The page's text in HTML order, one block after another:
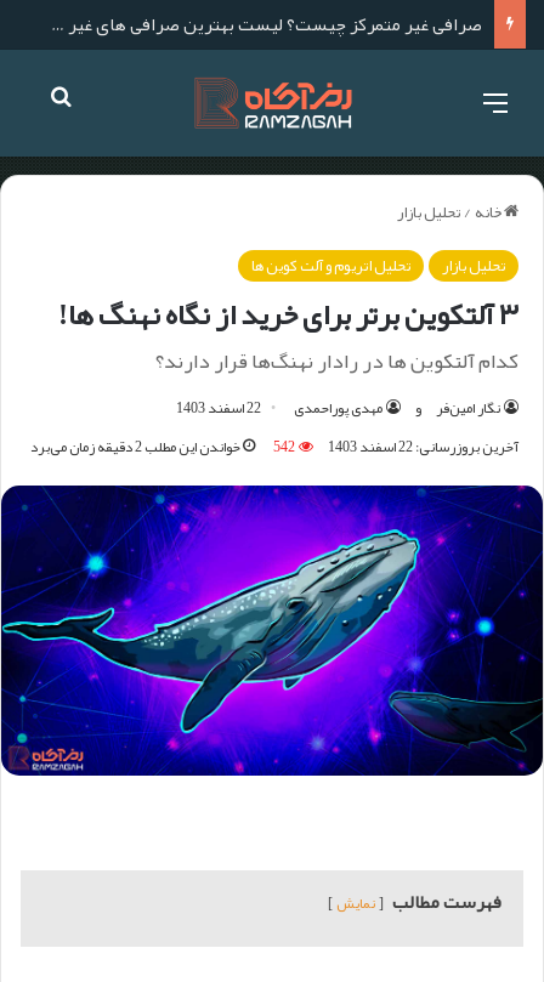
صرافی غیر متمرکز چیست؟ لیست بهترین صرافی های غیر متمرکز برای ایرانیان
خانه/تحلیل بازار
تحلیل بازار
تحلیل اتریوم و آلت کوین ها
۳ آلتکوین برتر برای خرید از نگاه نهنگ ها!
کدام آلتکوین ها در رادار نهنگ‌ها قرار دارند؟
نگار امین‌فر و مهدی پوراحمدی
22 اسفند 1403
آخرین بروزرسانی: 22 اسفند 1403
542 خواندن این مطلب 2 دقیقه زمان می‌برد
فهرست مطالب نمایش